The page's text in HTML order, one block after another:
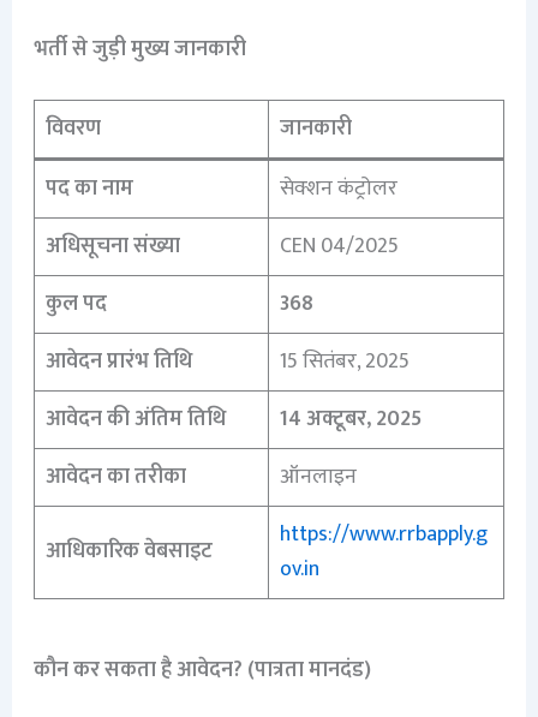
भर्ती से जुड़ी मुख्य जानकारी
विवरण
जानकारी
पद का नाम
सेक्शन कंट्रोलर
अधिसूचना संख्या
CEN 04/2025
कुल पद
368
आवेदन प्रारंभ तिथि
15 सितंबर, 2025
आवेदन की अंतिम तिथि
14 अक्टूबर, 2025
आवेदन का तरीका
ऑनलाइन
आधिकारिक वेबसाइट
https://www.rrbapply.g
ov.in
कौन कर सकता है आवेदन? (पात्रता मानदंड)